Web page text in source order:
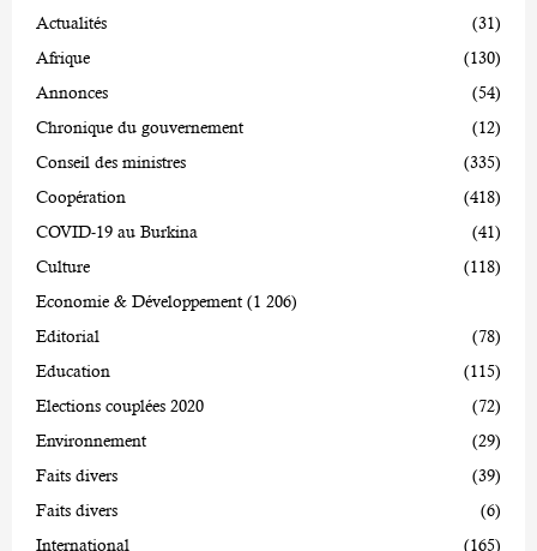
Actualités
(31)
Afrique
(130)
Annonces
(54)
Chronique du gouvernement
(12)
Conseil des ministres
(335)
Coopération
(418)
COVID-19 au Burkina
(41)
Culture
(118)
Economie & Développement (1 206)
Editorial
(78)
Education
(115)
Elections couplées 2020
(72)
Environnement
(29)
Faits divers
(39)
Faits divers
(6)
International
(165)